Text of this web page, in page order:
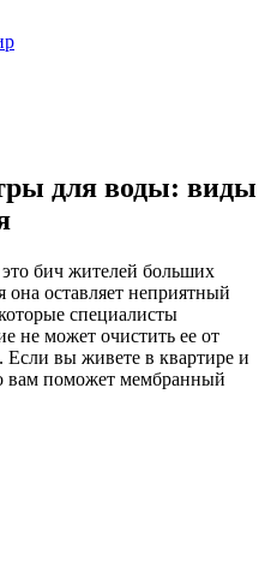
для воды: виды
бич жителей больших
оставляет неприятный
специалисты
не может очистить ее от
вы живете в квартире и
вам поможет мембранный